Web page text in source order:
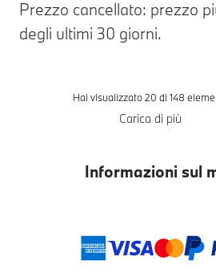
Prezzo cancellato: prezzo
degli ultimi 30 giorni.
Hai visualizzato 20 di 148
Carica di più
Informazioni sul